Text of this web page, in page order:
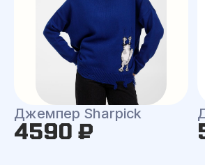
Джемпер Sharpick
4590 ₽